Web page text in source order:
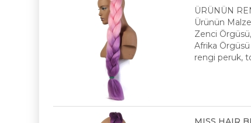
ÜRÜNÜN
Ürünün
Zenci
Afrika
rengi peruk,